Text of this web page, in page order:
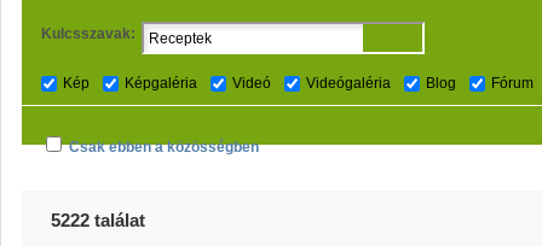
Kulcsszavak:
Kép Képgaléria Videó Videógaléria Blog Fórum
Csak ebben a közösségben
5222 találat